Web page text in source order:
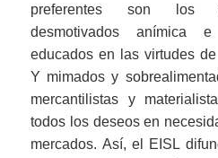
preferentes son los
desmotivados anímica
educados en las virtudes
Y mimados y
mercantilistas y
todos los deseos en
mercados. Así, el EISL